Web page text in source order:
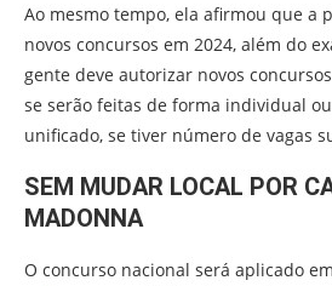
Ao mesmo tempo, ela afirmou que a
novos concursos em 2024, além do
gente deve autorizar novos
se serão feitas de forma individual
unificado, se tiver número de vagas
SEM MUDAR LOCAL POR
MADONNA
O concurso nacional será aplicado em